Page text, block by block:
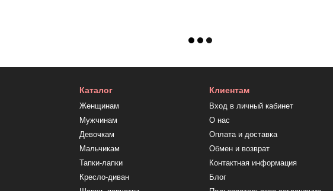
Каталог
Женщинам
Мужчинам
Девочкам
Мальчикам
Тапки-лапки
Кресло-диван
Клиентам
Вход в личный кабинет
О нас
Оплата и доставка
Обмен и возврат
Контактная информация
Блог